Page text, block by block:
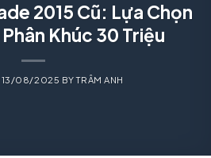
2015 Cũ: Lựa Chọn
Khúc 30 Triệu
13/08/2025 BYTRÂM ANH